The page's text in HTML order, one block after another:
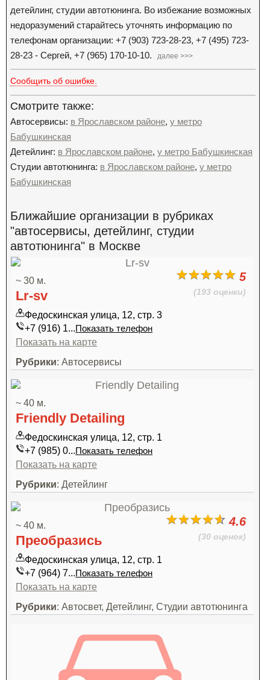
детейлинг, студии автотюнинга. Во избежание возможных
недоразумений старайтесь уточнять информацию по
телефонам организации: +7 (903) 723-28-23, +7 (495) 723-
28-23 - Сергей, +7 (965) 170-10-10.
далее >>>
Сообщить об ошибке.
Смотрите также:
Автосервисы: в Ярославском районе, у метро
Бабушкинская
Детейлинг: в Ярославском районе, у метро Бабушкинская
Студии автотюнинга: в Ярославском районе, у метро
Бабушкинская
Ближайшие организации в рубриках
"автосервисы, детейлинг, студии
автотюнинга" в Москве
5
(193 оценки)
~ 30 м.
Lr-sv
Федоскинская улица, 12, стр. 3
+7 (916) 1...Показать телефон
Показать на карте
Рубрики: Автосервисы
~ 40 м.
Friendly Detailing
Федоскинская улица, 12, стр. 1
+7 (985) 0...Показать телефон
Показать на карте
Рубрики: Детейлинг
4.6
(30 оценок)
~ 40 м.
Преобразись
Федоскинская улица, 12, стр. 1
+7 (964) 7...Показать телефон
Показать на карте
Рубрики: Автосвет, Детейлинг, Студии автотюнинга